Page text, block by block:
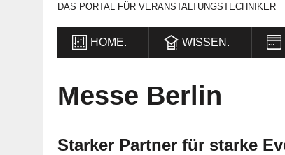
DAS PORTAL FÜR VERANSTALTUNGSTECHNIKER
HOME. WISSEN.
Messe Berlin
Starker Partner für starke